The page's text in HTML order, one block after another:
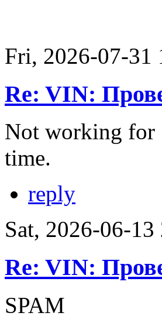
Fri, 2026-07-
Re: VIN:
Not working for
time.
reply
Sat, 2026-06-
Re: VIN:
SPAM